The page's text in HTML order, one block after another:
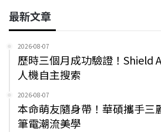
最新文章
2026-08-07
歷時三個月成功驗證！Shield
人機自主搜索
2026-08-07
本命萌友隨身帶！華碩攜手三
筆電潮流美學